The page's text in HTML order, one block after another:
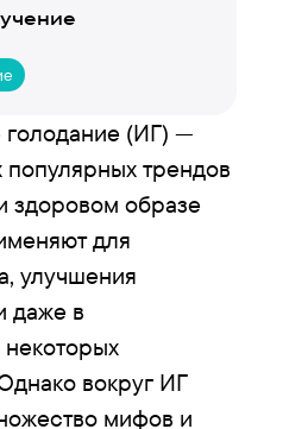
голодание (ИГ) —
трендов
здоровом образе
для
улучшения
даже в
вокруг ИГ
мифов и